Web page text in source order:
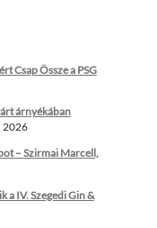
Csap Össze a PSG
árnyékában
2026
– Szirmai Marcell,
a IV. Szegedi Gin &